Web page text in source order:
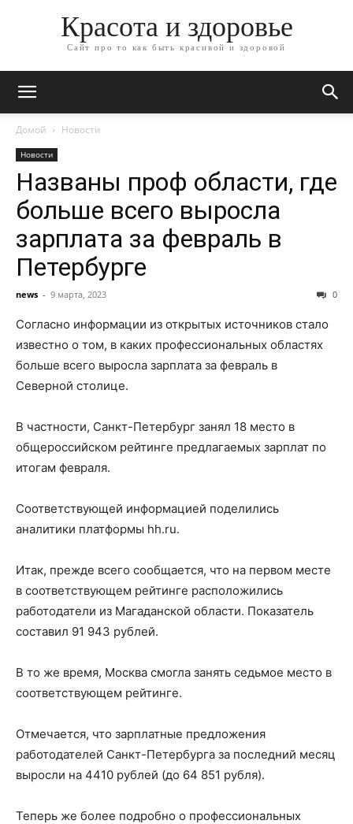
Красота и здоровье
Сайт про то как быть красивой и здоровой
Домой Новости
Новости
Названы проф области, где
больше всего выросла
зарплата за февраль в
Петербурге
news - 9 марта, 2023 0
Согласно информации из открытых источников стало
известно о том, в каких профессиональных областях
больше всего выросла зарплата за февраль в
Северной столице.
В частности, Санкт-Петербург занял 18 место в
общероссийском рейтинге предлагаемых зарплат по
итогам февраля.
Соответствующей информацией поделились
аналитики платформы hh.ru.
Итак, прежде всего сообщается, что на первом месте
в соответствующем рейтинге расположились
работодатели из Магаданской области. Показатель
составил 91 943 рублей.
В то же время, Москва смогла занять седьмое место в
соответствующем рейтинге.
Отмечается, что зарплатные предложения
работодателей Санкт-Петербурга за последний месяц
выросли на 4410 рублей (до 64 851 рубля).
Теперь же более подробно о профессиональных